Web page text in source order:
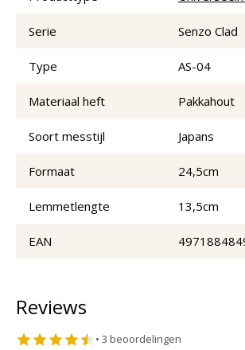
Serie Senzo Clad
Type AS-04
Materiaal heft Pakkahout
Soort messtijl Japans
Formaat 24,5cm
Lemmetlengte 13,5cm
EAN
Reviews
• 3 beoordelingen